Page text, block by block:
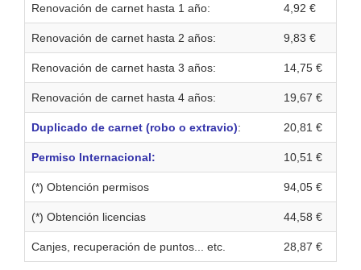
Renovación de carnet hasta 1 año: 4,92 €
Renovación de carnet hasta 2 años: 9,83 €
Renovación de carnet hasta 3 años: 14,75 €
Renovación de carnet hasta 4 años: 19,67 €
Duplicado de carnet (robo o extravio): 20,81 €
Permiso Internacional: 10,51 €
(*) Obtención permisos 94,05 €
(*) Obtención licencias 44,58 €
Canjes, recuperación de puntos... etc. 28,87 €